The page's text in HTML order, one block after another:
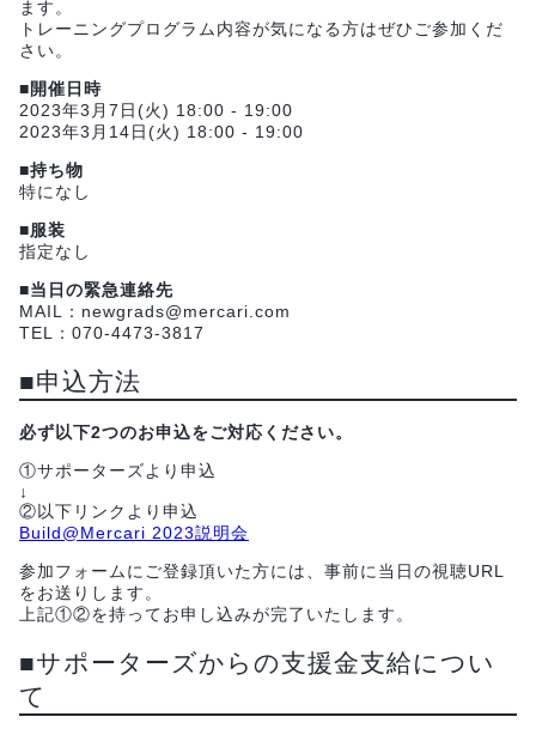
ます。
トレーニングプログラム内容が気になる方はぜひご参加くだ
さい。
■開催日時
2023年3月7日(火) 18:00 - 19:00
2023年3月14日(火) 18:00 - 19:00
■持ち物
特になし
■服装
指定なし
■当日の緊急連絡先
MAIL：newgrads@mercari.com
TEL：070-4473-3817
■申込方法
必ず以下2つのお申込をご対応ください。
①サポーターズより申込
↓
②以下リンクより申込
Build@Mercari 2023説明会
参加フォームにご登録頂いた方には、事前に当日の視聴URL
をお送りします。
上記①②を持ってお申し込みが完了いたします。
■サポーターズからの支援金支給につい
て